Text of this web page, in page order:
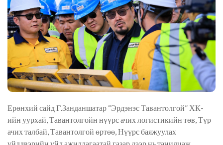
Ерөнхий сайд Г.Занданшатар “Эрдэнэс Тавантолгой” ХК-
ийн уурхай, Тавантолгойн нүүрс ачих логистикийн төв, Түр
ачих талбай, Тавантолгой өртөө, Нүүрс баяжуулах
үйлдвэрийн үйл ажиллагаатай газар дээр нь танилцаж,